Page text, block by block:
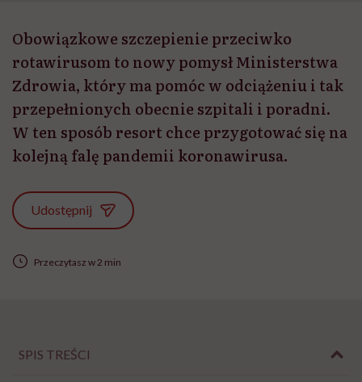
Obowiązkowe szczepienie przeciwko
rotawirusom to nowy pomysł Ministerstwa
Zdrowia, który ma pomóc w odciążeniu i tak
przepełnionych obecnie szpitali i poradni.
W ten sposób resort chce przygotować się na
kolejną falę pandemii koronawirusa.
Udostępnij
Przeczytasz w 2 min
SPIS TREŚCI